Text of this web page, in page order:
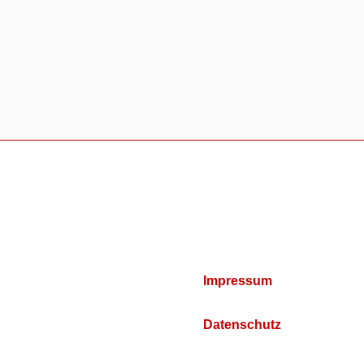
Impressum
Datenschutz